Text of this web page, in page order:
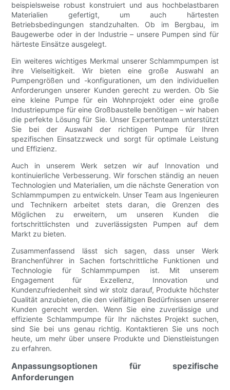
beispielsweise robust konstruiert und aus hochbelastbaren
Materialien gefertigt, um auch härtesten
Betriebsbedingungen standzuhalten. Ob im Bergbau, im
Baugewerbe oder in der Industrie – unsere Pumpen sind für
härteste Einsätze ausgelegt.
Ein weiteres wichtiges Merkmal unserer Schlammpumpen ist
ihre Vielseitigkeit. Wir bieten eine große Auswahl an
Pumpengrößen und -konfigurationen, um den individuellen
Anforderungen unserer Kunden gerecht zu werden. Ob Sie
eine kleine Pumpe für ein Wohnprojekt oder eine große
Industriepumpe für eine Großbaustelle benötigen – wir haben
die perfekte Lösung für Sie. Unser Expertenteam unterstützt
Sie bei der Auswahl der richtigen Pumpe für Ihren
spezifischen Einsatzzweck und sorgt für optimale Leistung
und Effizienz.
Auch in unserem Werk setzen wir auf Innovation und
kontinuierliche Verbesserung. Wir forschen ständig an neuen
Technologien und Materialien, um die nächste Generation von
Schlammpumpen zu entwickeln. Unser Team aus Ingenieuren
und Technikern arbeitet stets daran, die Grenzen des
Möglichen zu erweitern, um unseren Kunden die
fortschrittlichsten und zuverlässigsten Pumpen auf dem
Markt zu bieten.
Zusammenfassend lässt sich sagen, dass unser Werk
Branchenführer in Sachen fortschrittliche Funktionen und
Technologie für Schlammpumpen ist. Mit unserem
Engagement für Exzellenz, Innovation und
Kundenzufriedenheit sind wir stolz darauf, Produkte höchster
Qualität anzubieten, die den vielfältigen Bedürfnissen unserer
Kunden gerecht werden. Wenn Sie eine zuverlässige und
effiziente Schlammpumpe für Ihr nächstes Projekt suchen,
sind Sie bei uns genau richtig. Kontaktieren Sie uns noch
heute, um mehr über unsere Produkte und Dienstleistungen
zu erfahren.
Anpassungsoptionen für spezifische
Anforderungen